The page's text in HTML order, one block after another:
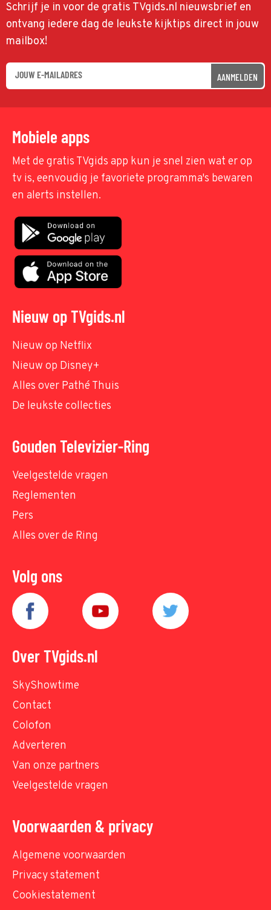
Schrijf je in voor de gratis TVgids.nl nieuwsbrief en
ontvang iedere dag de leukste kijktips direct in jouw
mailbox!
AANMELDEN
Mobiele apps
Met de gratis TVgids app kun je snel zien wat er op
tv is, eenvoudig je favoriete programma's bewaren
en alerts instellen.
Nieuw op TVgids.nl
Nieuw op Netflix
Nieuw op Disney+
Alles over Pathé Thuis
De leukste collecties
Gouden Televizier-Ring
Veelgestelde vragen
Reglementen
Pers
Alles over de Ring
Volg ons
Over TVgids.nl
SkyShowtime
Contact
Colofon
Adverteren
Van onze partners
Veelgestelde vragen
Voorwaarden & privacy
Algemene voorwaarden
Privacy statement
Cookiestatement